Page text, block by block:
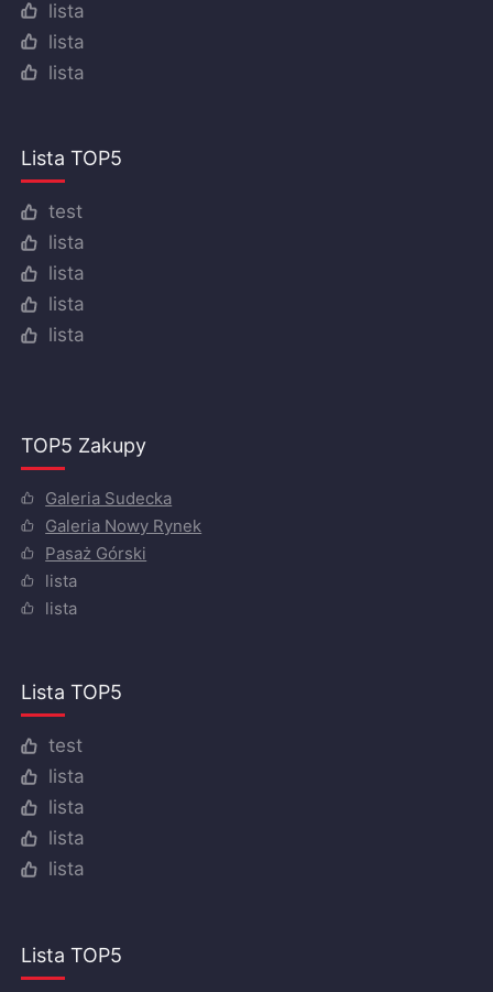
lista
lista
lista
Lista TOP5
test
lista
lista
lista
lista
TOP5 Zakupy
Galeria Sudecka
Galeria Nowy Rynek
Pasaż Górski
lista
lista
Lista TOP5
test
lista
lista
lista
lista
Lista TOP5